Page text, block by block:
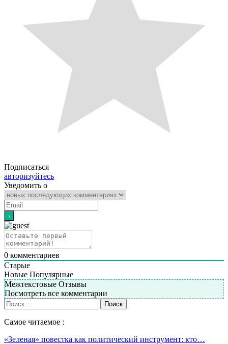
Подписаться
авторизуйтесь
Уведомить о
0 комментариев
Старые
Новые Популярные
Межтекстовые Отзывы
Посмотреть все комментарии
Самое читаемое :
«Зеленая» повестка как политический инструмент: кто…